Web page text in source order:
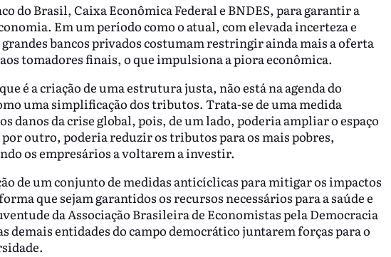
do Brasil, Caixa Econômica Federal e BNDES, para garantir a
Em um período como o atual, com elevada incerteza e
bancos privados costumam restringir ainda mais a oferta
tomadores finais, o que impulsiona a piora econômica.
é a criação de uma estrutura justa, não está na agenda do
uma simplificação dos tributos. Trata-se de uma medida
danos da crise global, pois, de um lado, poderia ampliar o espaço
outro, poderia reduzir os tributos para os mais pobres,
os empresários a voltarem a investir.
de um conjunto de medidas anticíclicas para mitigar os impactos
que sejam garantidos os recursos necessários para a saúde e
da Associação Brasileira de Economistas pela Democracia
demais entidades do campo democrático juntarem forças para o